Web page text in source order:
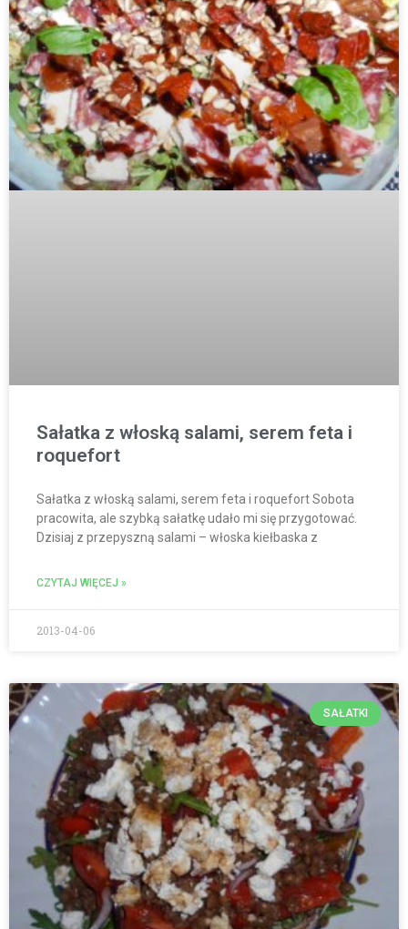
Sałatka z włoską salami, serem feta i
roquefort
Sałatka z włoską salami, serem feta i roquefort Sobota
pracowita, ale szybką sałatkę udało mi się przygotować.
Dzisiaj z przepyszną salami – włoska kiełbaska z
CZYTAJ WIĘCEJ »
2013-04-06
SAŁATKI